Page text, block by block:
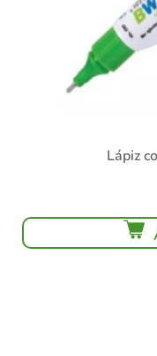
Lápiz